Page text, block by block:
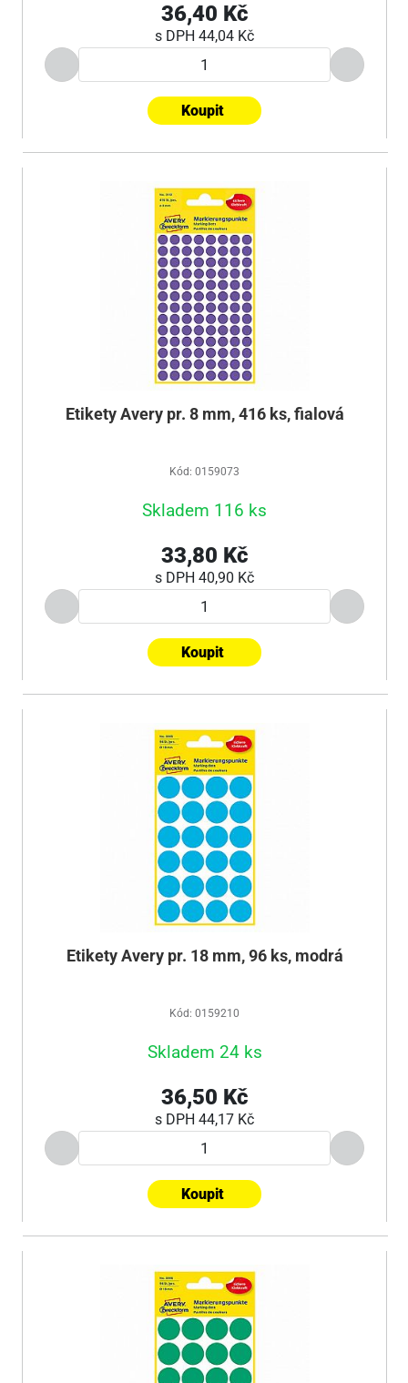
36,40 Kč
s DPH 44,04 Kč
Koupit
Etikety Avery pr. 8 mm, 416 ks, fialová
Kód: 0159073
Skladem 116 ks
33,80 Kč
s DPH 40,90 Kč
Koupit
Etikety Avery pr. 18 mm, 96 ks, modrá
Kód: 0159210
Skladem 24 ks
36,50 Kč
s DPH 44,17 Kč
Koupit